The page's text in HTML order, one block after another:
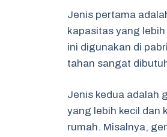
Jenis pertama
kapasitas yang
ini digunakan di
tahan sangat
Jenis kedua adalah
yang lebih kecil dan
rumah. Misalnya,